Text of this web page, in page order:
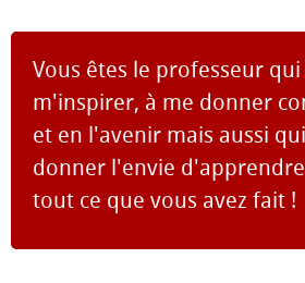
Vous êtes le professeur qui
m'inspirer, à me donner
et en l'avenir mais aussi
donner l'envie
tout ce que vous avez fait !